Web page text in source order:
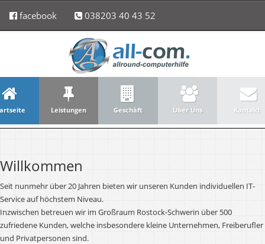
facebook 038203 40 43 52
Leistungen Geschäft Über Uns Kontakt
Willkommen
Seit nunmehr über 20 Jahren bieten wir unseren Kunden individuellen IT-
Service auf höchstem Niveau.
Inzwischen betreuen wir im Großraum Rostock-Schwerin über 500
zufriedene Kunden, welche insbesondere kleine Unternehmen, Freiberufler
und Privatpersonen sind.